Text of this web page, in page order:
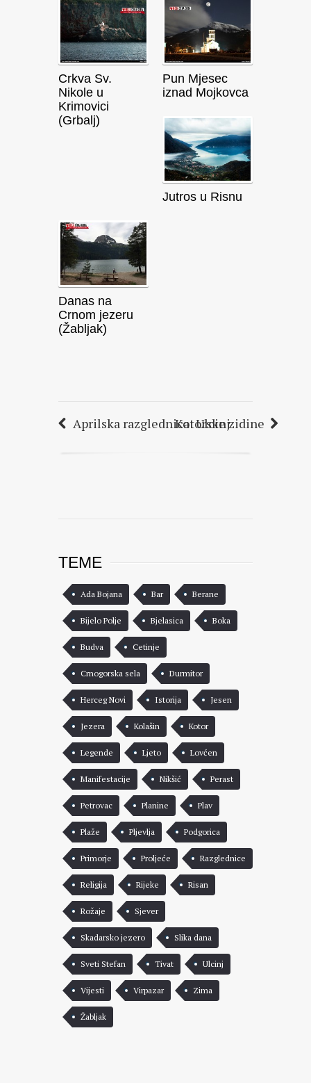
Crkva Sv.
Nikole u
Krimovici
(Grbalj)
Pun Mjesec
iznad Mojkovca
Jutros u Risnu
Danas na
Crnom jezeru
(Žabljak)
Aprilska razglednica: Ulcinj
Kotorske zidine
TEME
Ada Bojana Bar Berane
Bijelo Polje Bjelasica Boka
Budva Cetinje
Crnogorska sela Durmitor
Herceg Novi Istorija Jesen
Jezera Kolašin Kotor
Legende Ljeto Lovćen
Manifestacije Nikšić Perast
Petrovac Planine Plav
Plaže Pljevlja Podgorica
Primorje Proljeće Razglednice
Religija Rijeke Risan
Rožaje Sjever
Skadarsko jezero Slika dana
Sveti Stefan Tivat Ulcinj
Vijesti Virpazar Zima
Žabljak